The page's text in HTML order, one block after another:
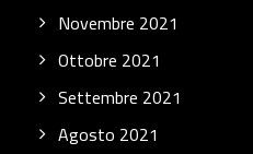
Novembre 2021
Ottobre 2021
Settembre 2021
Agosto 2021